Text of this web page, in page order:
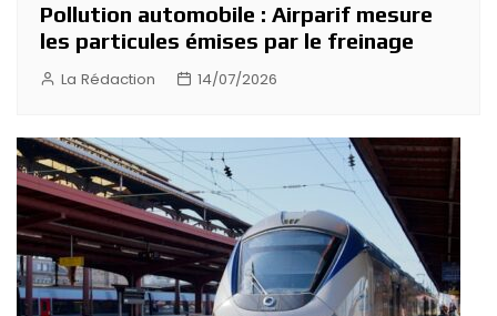
Pollution automobile : Airparif mesure
les particules émises par le freinage
La Rédaction 14/07/2026